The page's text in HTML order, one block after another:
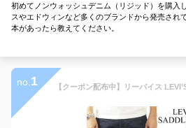
初めてノンウォッシュデニム（リジッド）を購入
スやエドウィンなど多くのブランドから発売され
本があったら教えてください。
no. 1